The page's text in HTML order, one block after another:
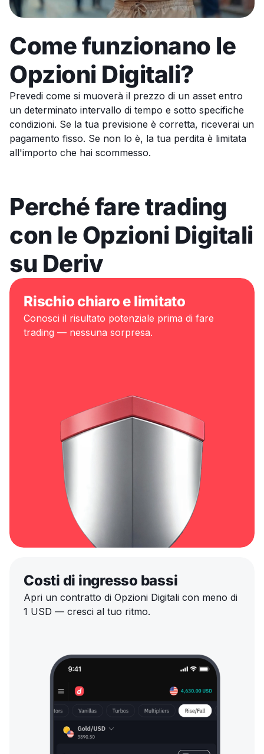
Come funzionano le
Opzioni Digitali?
Prevedi come si muoverà il prezzo di un asset entro
un determinato intervallo di tempo e sotto specifiche
condizioni. Se la tua previsione è corretta, riceverai un
pagamento fisso. Se non lo è, la tua perdita è limitata
all'importo che hai scommesso.
Perché fare trading
con le Opzioni Digitali
su Deriv
Rischio chiaro e limitato
Conosci il risultato potenziale prima di fare
trading — nessuna sorpresa.
Costi di ingresso bassi
Apri un contratto di Opzioni Digitali con meno di
1 USD — cresci al tuo ritmo.